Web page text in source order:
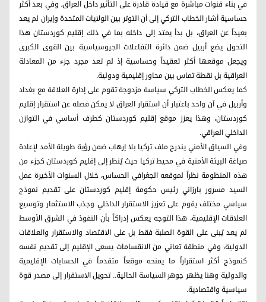
في بناء قنوات مباشرة مع قيادة قادرة على التأثير داخل العراق. وفي بعد أكثر
حساسية أشار الخطاب التركي إلى أن التوتر بين الولايات المتحدة وإيران لم يعد
بعيداً عن العراق، بل بدأ يمتد إلى داخله بما في ذلك إقليم كوردستان هذا
التحول يضع أربيل ضمن دائرة التفاعلات الجيوسياسية بين القوى الكبرى
ويجعل موقعها أكثر تعقيداً وحساسية إذ لم تعد مجرد جزء من المعادلة
العراقية بل نقطة تماس بين محاور إقليمية ودولية.
كما يعكس الخطاب التركي سياسة مزدوجة تقوم على إدارة العلاقة مع بغداد
وأربيل في آن واحد باعتبار أن استقرار العراق لا يمكن فصله عن استقرار إقليم
كوردستان، وهذا يعزز موقع إقليم كوردستان كطرف أساسي في التوازن
الداخلي العراقي.
وفي السياق الأمني يندرج ملف تركيا بلا إرهاب ضمن رؤية طويلة الأمد لإعادة
صياغة البيئة الأمنية في محيط تركيا حيث يُنظر إلى إقليم كوردستان كجزء من
هذه المنظومة نظراً لموقعه الجغرافي الحساس، خلال السنوات الأخيرة عمل
السيد مسرور بارزاني رئيس حكومة إقليم كوردستان على تقديم نموذج
سياسي مختلف يقوم على تعزيز الاستقرار الداخلي وجذب الاستثمار وتوسيع
العلاقات الإقليمية، هذا التوجه يعكس إدراكاً بأن النفوذ في الشرق الأوسط
لم يعد يُبنى على القوة الصلبة فقط بل على الاقتصاد والاستقرار والعلاقات
الدولية، وفي منطقة تعاني من الانقسامات يسعى الإقليم إلى تقديم نفسه
كنموذج أكثر استقراراً ما يمنحه موقعاً متقدماً في الحسابات الإقليمية
والدولية وهنا يظهر جوهر السياسة الحالية.. تحويل الاستقرار إلى مصدر قوة
سياسية واقتصادية.